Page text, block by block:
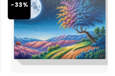
-33%